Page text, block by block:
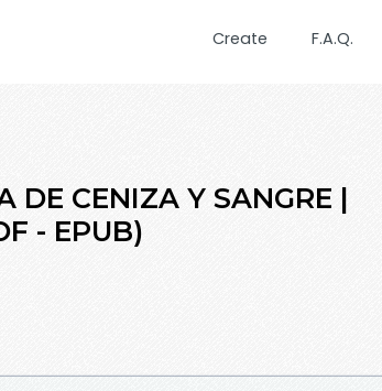
Create F.A.Q.
CENIZA Y SANGRE |
- EPUB)